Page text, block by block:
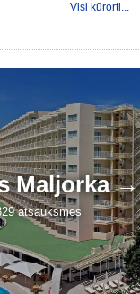
Visi kūrorti...
Maljorka →
atsauksmes